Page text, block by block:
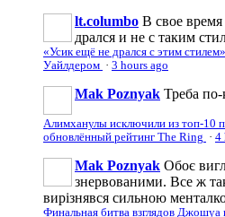
lt.columbo В свое
дрался и не с таким
«Усик ещё не дрался с этим
Уайлдером · 3 hours ago
Mak Poznyak Треба по-
Алимханулы исключили из топ-10
обновлённый рейтинг The Ring · 4
Mak Poznyak Обоє
знервованими. Все ж
вирізнявся сильною
Финальная битва взглядов